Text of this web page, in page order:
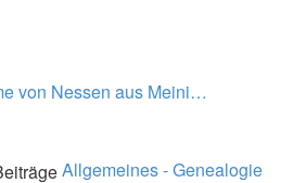
von Nessen aus Meini…
Allgemeines - Genealogie